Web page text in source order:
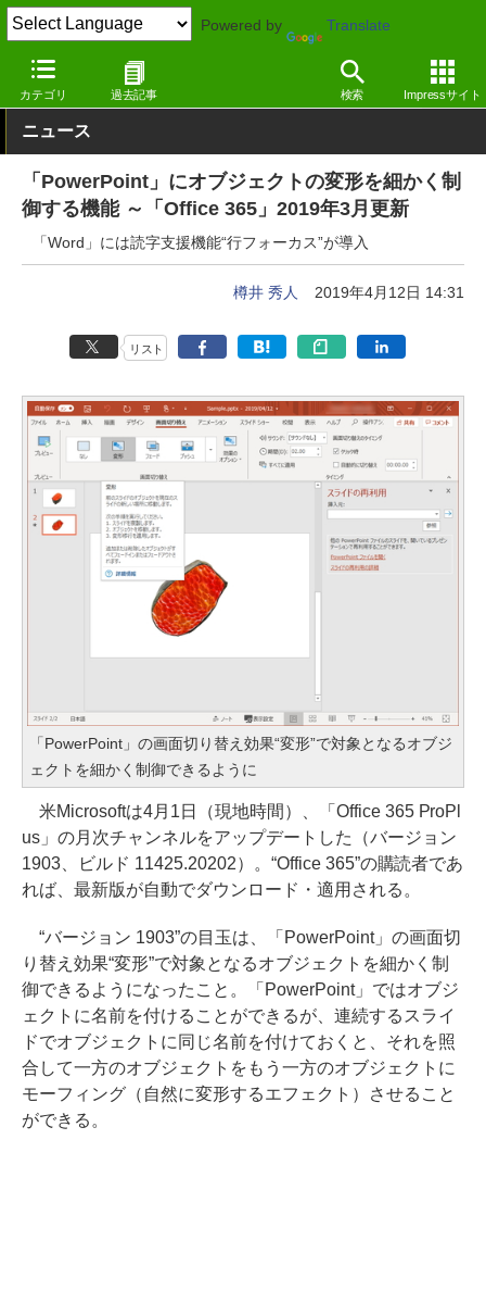
Powered by Translate
カテゴリ 過去記事 検索 Impressサイト
窓の杜 オフィス・ドキュメント Windows
ニュース
「PowerPoint」にオブジェクトの変形を細かく制
御する機能 ～「Office 365」2019年3月更新
「Word」には読字支援機能“行フォーカス”が導入
樽井 秀人 2019年4月12日 14:31
リスト
「PowerPoint」の画面切り替え効果“変形”で対象となるオブジ
ェクトを細かく制御できるように
米Microsoftは4月1日（現地時間）、「Office 365 ProPl
us」の月次チャンネルをアップデートした（バージョン
1903、ビルド 11425.20202）。“Office 365”の購読者であ
れば、最新版が自動でダウンロード・適用される。
“バージョン 1903”の目玉は、「PowerPoint」の画面切
り替え効果“変形”で対象となるオブジェクトを細かく制
御できるようになったこと。「PowerPoint」ではオブジ
ェクトに名前を付けることができるが、連続するスライ
ドでオブジェクトに同じ名前を付けておくと、それを照
合して一方のオブジェクトをもう一方のオブジェクトに
モーフィング（自然に変形するエフェクト）させること
ができる。